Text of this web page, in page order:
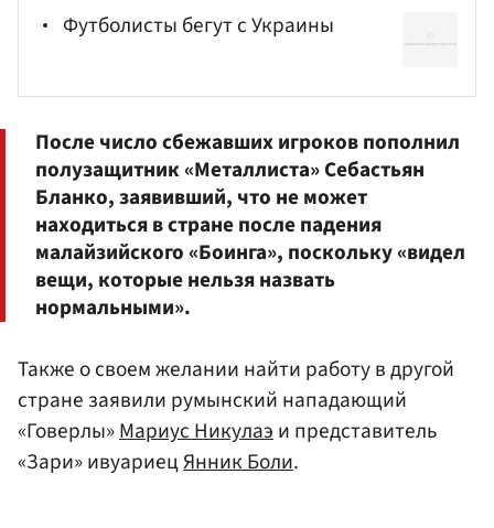
Футболисты бегут с Украины
После число сбежавших игроков пополнил
полузащитник «Металлиста»Себастьян
Бланко, заявивший, что не может
находиться в стране после падения
малайзийского «Боинга», поскольку «видел
вещи, которые нельзя назвать
нормальными».
Также о своем желании найти работу в другой
стране заявили румынский нападающий
«Говерлы»Мариус Никулаэ и представитель
«Зари» ивуариецЯнник Боли.